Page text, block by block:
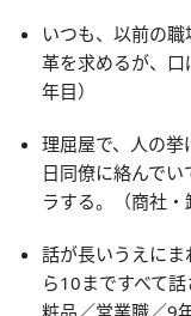
いつも、以前の
革を求めるが、
年目）
理屈屋で、人の
日同僚に絡んで
ラする。（商社・
話が長いうえに
ら10まですべて
粧品／営業職／9年